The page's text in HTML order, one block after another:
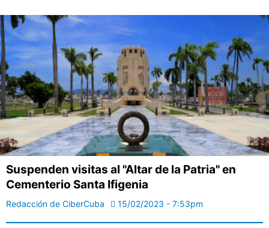
Suspenden visitas al "Altar de la Patria" en
Cementerio Santa Ifigenia
Redacción de CiberCuba 15/02/2023 - 7:53pm